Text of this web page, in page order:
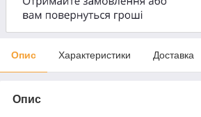
Опис Характеристики Доставка
Опис